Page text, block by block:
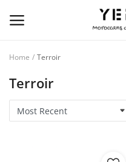
Sauces
Home Terroir
Terroir